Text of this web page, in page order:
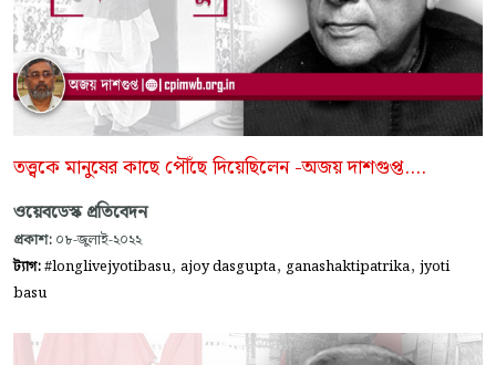
তত্ত্বকে মানুষের কাছে পৌঁছে দিয়েছিলেন -অজয় দাশগুপ্ত....
ওয়েবডেস্ক প্রতিবেদন
প্রকাশ: ০৮-জুলাই-২০২২
ট্যাগ:#longlivejyotibasu, ajoy dasgupta, ganashaktipatrika, jyoti
basu